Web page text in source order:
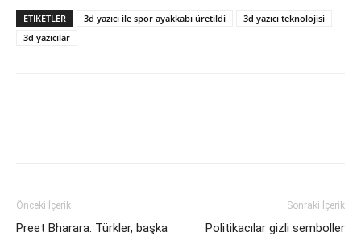
ETİKETLER 3d yazıcı ile spor ayakkabı üretildi
3d yazıcı teknolojisi
3d yazıcılar
Önceki İçerik
Preet Bharara: Türkler, başka
Sonraki İçerik
Politikacılar gizli semboller